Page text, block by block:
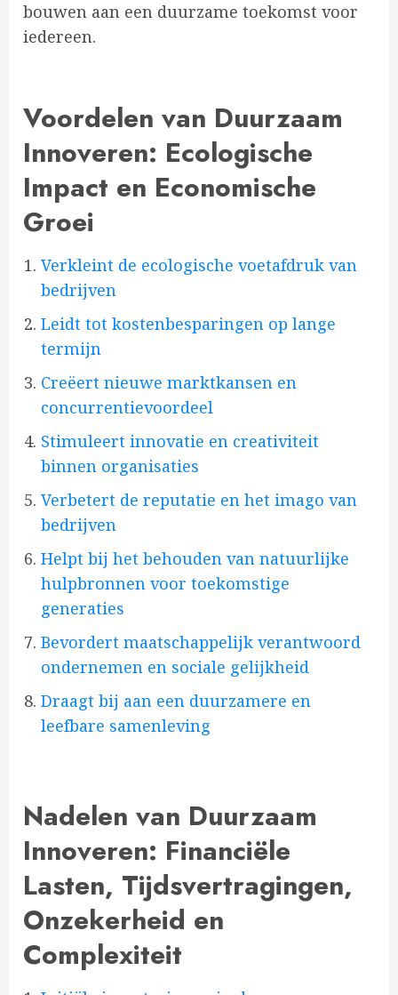
bouwen aan een duurzame toekomst voor
iedereen.
Voordelen van Duurzaam
Innoveren: Ecologische
Impact en Economische
Groei
Verkleint de ecologische voetafdruk van
bedrijven
Leidt tot kostenbesparingen op lange
termijn
Creëert nieuwe marktkansen en
concurrentievoordeel
Stimuleert innovatie en creativiteit
binnen organisaties
Verbetert de reputatie en het imago van
bedrijven
Helpt bij het behouden van natuurlijke
hulpbronnen voor toekomstige
generaties
Bevordert maatschappelijk verantwoord
ondernemen en sociale gelijkheid
Draagt bij aan een duurzamere en
leefbare samenleving
Nadelen van Duurzaam
Innoveren: Financiële
Lasten, Tijdsvertragingen,
Onzekerheid en
Complexiteit